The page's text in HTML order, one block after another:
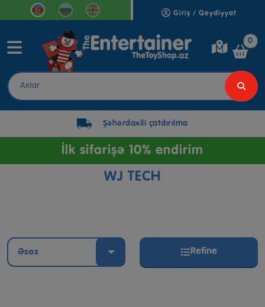
Giriş / Qeydiyyat
0
Şəhərdaxili çatdırılma
İlk sifarişə 10% endirim
WJ TECH
Əsas Refine